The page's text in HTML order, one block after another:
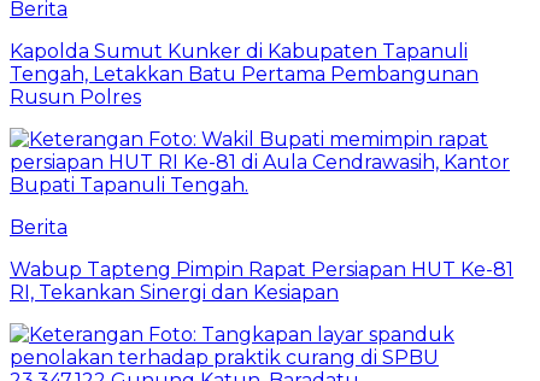
Berita
Kapolda Sumut Kunker di Kabupaten Tapanuli
Tengah, Letakkan Batu Pertama Pembangunan
Rusun Polres
Berita
Wabup Tapteng Pimpin Rapat Persiapan HUT Ke-81
RI, Tekankan Sinergi dan Kesiapan